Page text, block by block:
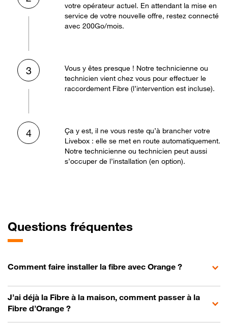
votre opérateur actuel. En attendant la mise en
service de votre nouvelle offre, restez connecté
avec 200Go/mois.
3
Vous y êtes presque ! Notre technicienne ou
technicien vient chez vous pour effectuer le
raccordement Fibre (l’intervention est incluse).
4
Ça y est, il ne vous reste qu’à brancher votre
Livebox : elle se met en route automatiquement.
Notre technicienne ou technicien peut aussi
s’occuper de l’installation (en option).
Questions fréquentes
Comment faire installer la fibre avec Orange ?
J’ai déjà la Fibre à la maison, comment passer à la
Fibre d’Orange ?